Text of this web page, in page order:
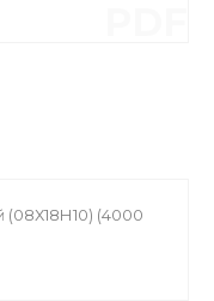
(4000